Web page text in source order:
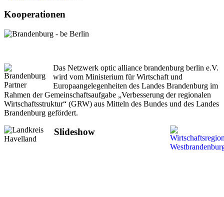
Kooperationen
Das Netzwerk optic alliance brandenburg berlin e.V.
wird vom Ministerium für Wirtschaft und
Europaangelegenheiten des Landes Brandenburg im
Rahmen der Gemeinschaftsaufgabe „Verbesserung der regionalen
Wirtschaftsstruktur“ (GRW) aus Mitteln des Bundes und des Landes
Brandenburg gefördert.
Slideshow